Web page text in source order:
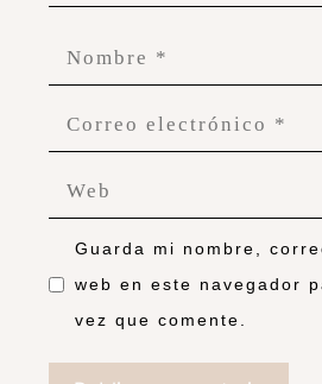
Guarda mi nombre,
web en este navegador
vez que comente.